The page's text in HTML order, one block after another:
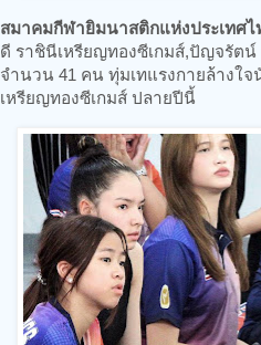
สมาคมกีฬายิมนาสติกแห่งประเทศไ
ดี ราชินีเหรียญทองซีเกมส์,ปัญจรัตน์
จำนวน 41 คน ทุ่มเทแรงกายล้างใ
เหรียญทองซีเกมส์ ปลายปีนี้